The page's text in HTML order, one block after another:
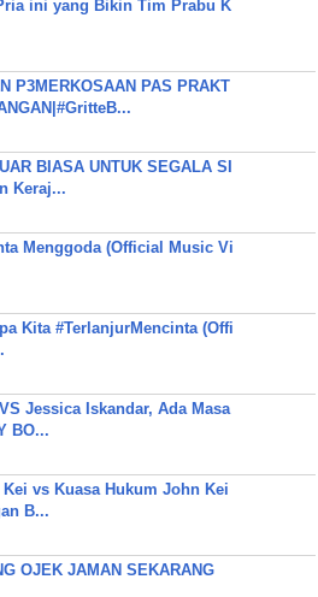
ini yang Bikin Tim Prabu K
P3MERKOSAAN PAS PRAKT
BIASA UNTUK SEGALA SI
Keraj...
Menggoda (Official Music Vi
Kita #TerlanjurMencinta (Offi
Jessica Iskandar, Ada Masa
BO...
vs Kuasa Hukum John Kei
B...
OJEK JAMAN SEKARANG